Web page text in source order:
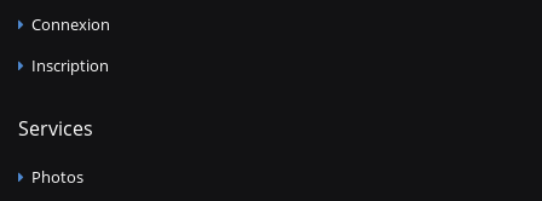
Connexion
Inscription
Services
Photos